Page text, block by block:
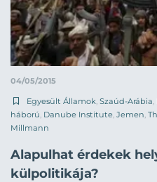
04/05/2015
Egyesült Államok Szaúd-Arábia
háború Danube Institute Jemen
Millmann
Alapulhat érdekek
külpolitikája?